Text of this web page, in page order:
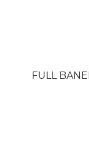
FULL